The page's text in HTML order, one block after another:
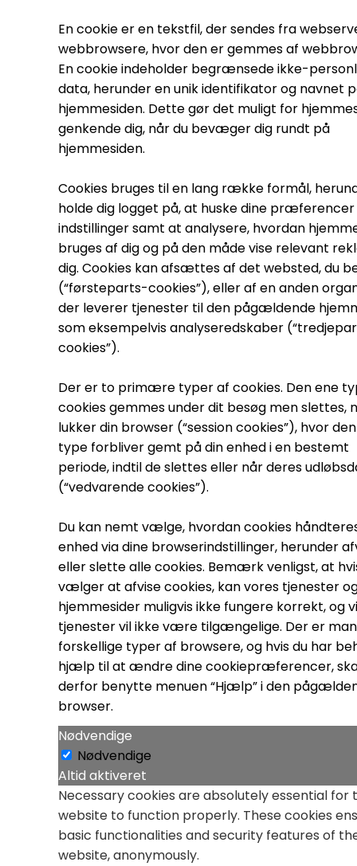
En cookie er en tekstfil, der sendes fra
webbrowsere, hvor den er gemmes af
En cookie indeholder begrænsede ikke-
data, herunder en unik identifikator og navnet
hjemmesiden. Dette gør det muligt for
genkende dig, når du bevæger dig rundt på
hjemmesiden.
Cookies bruges til en lang række formål,
holde dig logget på, at huske dine præferencer
indstillinger samt at analysere, hvordan
bruges af dig og på den måde vise relevant
dig. Cookies kan afsættes af det websted, du
(“førsteparts-cookies”), eller af en anden
der leverer tjenester til den pågældende
som eksempelvis analyseredskaber
cookies”).
Der er to primære typer af cookies. Den ene
cookies gemmes under dit besøg men slettes,
lukker din browser (“session cookies”), hvor
type forbliver gemt på din enhed i en bestemt
periode, indtil de slettes eller når deres
(“vedvarende cookies”).
Du kan nemt vælge, hvordan cookies
enhed via dine browserindstillinger, herunder
eller slette alle cookies. Bemærk venligst, at
vælger at afvise cookies, kan vores tjenester
hjemmesider muligvis ikke fungere korrekt, og
tjenester vil ikke være tilgængelige. Der er
forskellige typer af browsere, og hvis du har
hjælp til at ændre dine cookiepræferencer,
derfor benytte menuen “Hjælp” i den
browser.
Nødvendige
Nødvendige
Altid aktiveret
Necessary cookies are absolutely essential for
website to function properly. These cookies
basic functionalities and security features of
website, anonymously.